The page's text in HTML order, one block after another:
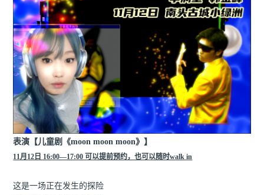
表演【儿童剧《moon moon moon》】
11月12日 16:00—17:00 可以提前预约，也可以随时walk in
这是一场正在发生的探险